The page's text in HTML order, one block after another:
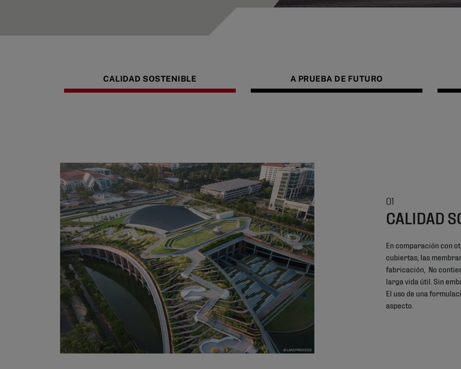
CALIDAD SOSTENIBLE A PRUEBA DE FUTURO
01
CALIDAD
En comparación con
cubiertas, las
fabricación, No
larga vida útil. Sin
El uso de una
aspecto.